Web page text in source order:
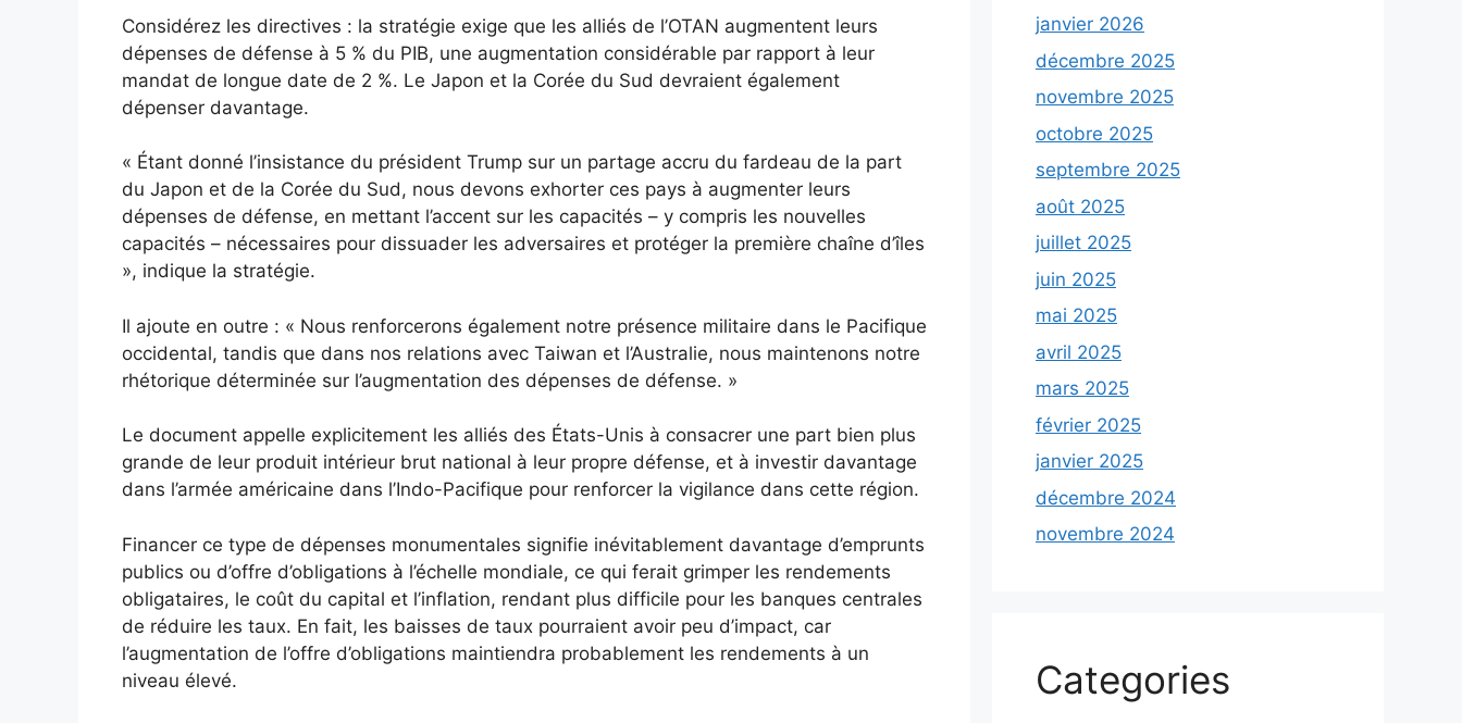
Considérez les directives : la stratégie exige que les alliés de l’OTAN augmentent leurs
dépenses de défense à 5 % du PIB, une augmentation considérable par rapport à leur
mandat de longue date de 2 %. Le Japon et la Corée du Sud devraient également
dépenser davantage.
« Étant donné l’insistance du président Trump sur un partage accru du fardeau de la part
du Japon et de la Corée du Sud, nous devons exhorter ces pays à augmenter leurs
dépenses de défense, en mettant l’accent sur les capacités – y compris les nouvelles
capacités – nécessaires pour dissuader les adversaires et protéger la première chaîne d’îles
», indique la stratégie.
Il ajoute en outre : « Nous renforcerons également notre présence militaire dans le Pacifique
occidental, tandis que dans nos relations avec Taiwan et l’Australie, nous maintenons notre
rhétorique déterminée sur l’augmentation des dépenses de défense. »
Le document appelle explicitement les alliés des États-Unis à consacrer une part bien plus
grande de leur produit intérieur brut national à leur propre défense, et à investir davantage
dans l’armée américaine dans l’Indo-Pacifique pour renforcer la vigilance dans cette région.
Financer ce type de dépenses monumentales signifie inévitablement davantage d’emprunts
publics ou d’offre d’obligations à l’échelle mondiale, ce qui ferait grimper les rendements
obligataires, le coût du capital et l’inflation, rendant plus difficile pour les banques centrales
de réduire les taux. En fait, les baisses de taux pourraient avoir peu d’impact, car
l’augmentation de l’offre d’obligations maintiendra probablement les rendements à un
niveau élevé.
janvier 2026
décembre 2025
novembre 2025
octobre 2025
septembre 2025
août 2025
juillet 2025
juin 2025
mai 2025
avril 2025
mars 2025
février 2025
janvier 2025
décembre 2024
novembre 2024
Categories